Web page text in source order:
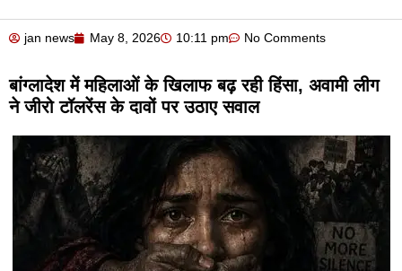
jan news May 8, 2026 10:11 pm No Comments
बांग्लादेश में महिलाओं के खिलाफ बढ़ रही हिंसा, अवामी लीग
ने जीरो टॉलरेंस के दावों पर उठाए सवाल